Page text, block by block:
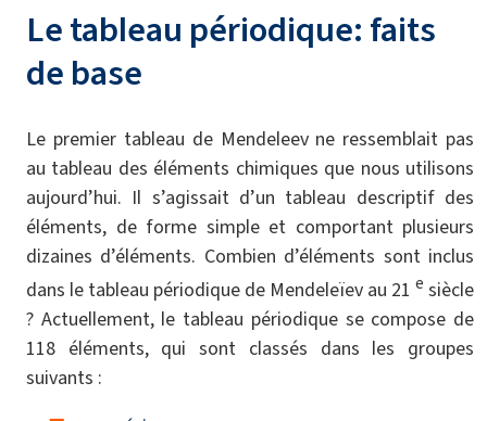
Le tableau périodique: faits
de base
Le premier tableau de Mendeleev ne ressemblait pas
au tableau des éléments chimiques que nous utilisons
aujourd’hui. Il s’agissait d’un tableau descriptif des
éléments, de forme simple et comportant plusieurs
dizaines d’éléments. Combien d’éléments sont inclus
dans le tableau périodique de Mendeleïev au 21e siècle
? Actuellement, le tableau périodique se compose de
118 éléments, qui sont classés dans les groupes
suivants :